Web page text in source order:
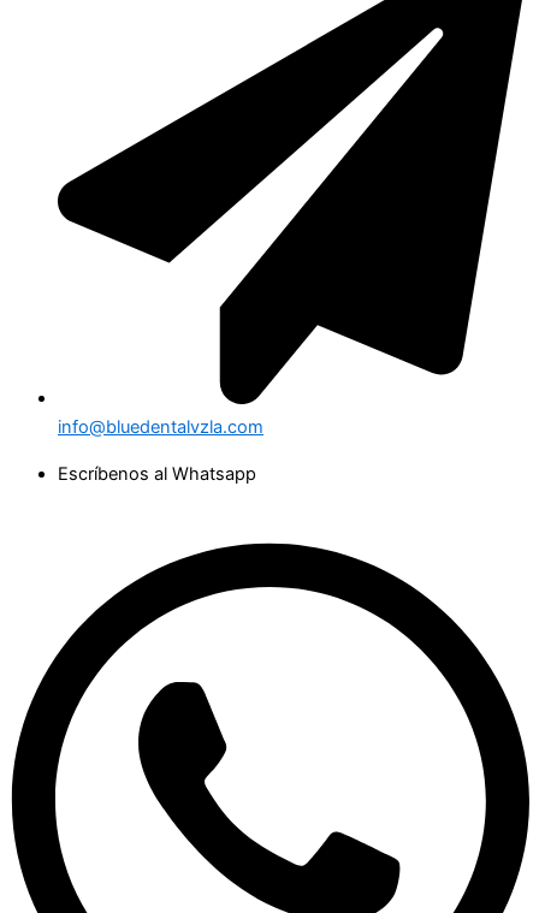
info@bluedentalvzla.com
Escríbenos al Whatsapp